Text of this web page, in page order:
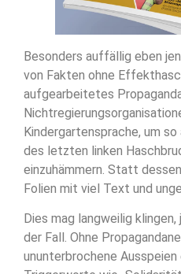
Besonders auffällig eben
von Fakten ohne
aufgearbeitetes
Kindergartensprache, um
des letzten linken
einzuhämmern. Statt
Folien mit viel Text und
Dies mag langweilig
der Fall. Ohne
ununterbrochene